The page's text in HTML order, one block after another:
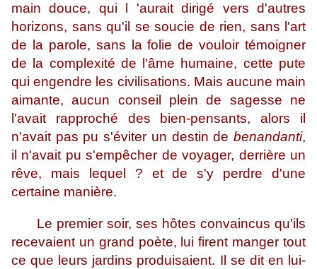
main douce, qui l 'aurait dirigé vers d'autres
horizons, sans qu'il se soucie de rien, sans l'art
de la parole, sans la folie de vouloir témoigner
de la complexité de l'âme humaine, cette pute
qui engendre les civilisations. Mais aucune main
aimante, aucun conseil plein de sagesse ne
l'avait rapproché des bien-pensants, alors il
n'avait pas pu s'éviter un destin de benandanti,
il n'avait pu s'empêcher de voyager, derrière un
rêve, mais lequel ? et de s'y perdre d'une
certaine manière.
Le premier soir, ses hôtes convaincus qu'ils
recevaient un grand poète, lui firent manger tout
ce que leurs jardins produisaient. Il se dit en lui-